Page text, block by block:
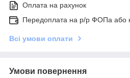
Оплата на рахунок
Передоплата на р/р ФОПа або
Всі умови оплати
Умови повернення